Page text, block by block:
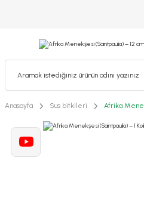
Anasayfa Süs bitkileri Afrika